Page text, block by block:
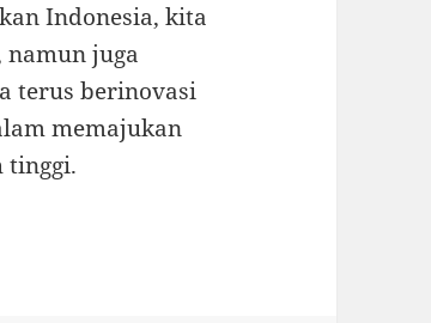
Indonesia, kita
juga
terus berinovasi
memajukan
tinggi.